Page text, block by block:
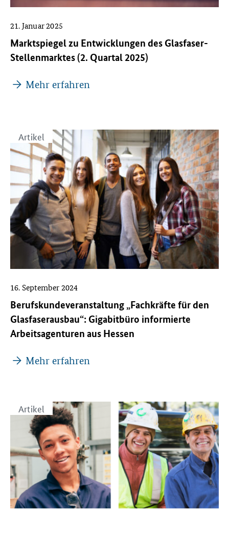
Marktspiegel zu Entwicklungen des Glasfaser-
Stellenmarktes (2. Quartal 2025)
21. Januar 2025
Mehr erfahren
Artikel
Berufskundeveranstaltung „Fachkräfte für den
Glasfaserausbau“: Gigabitbüro informierte
Arbeitsagenturen aus Hessen
16. September 2024
Mehr erfahren
Artikel